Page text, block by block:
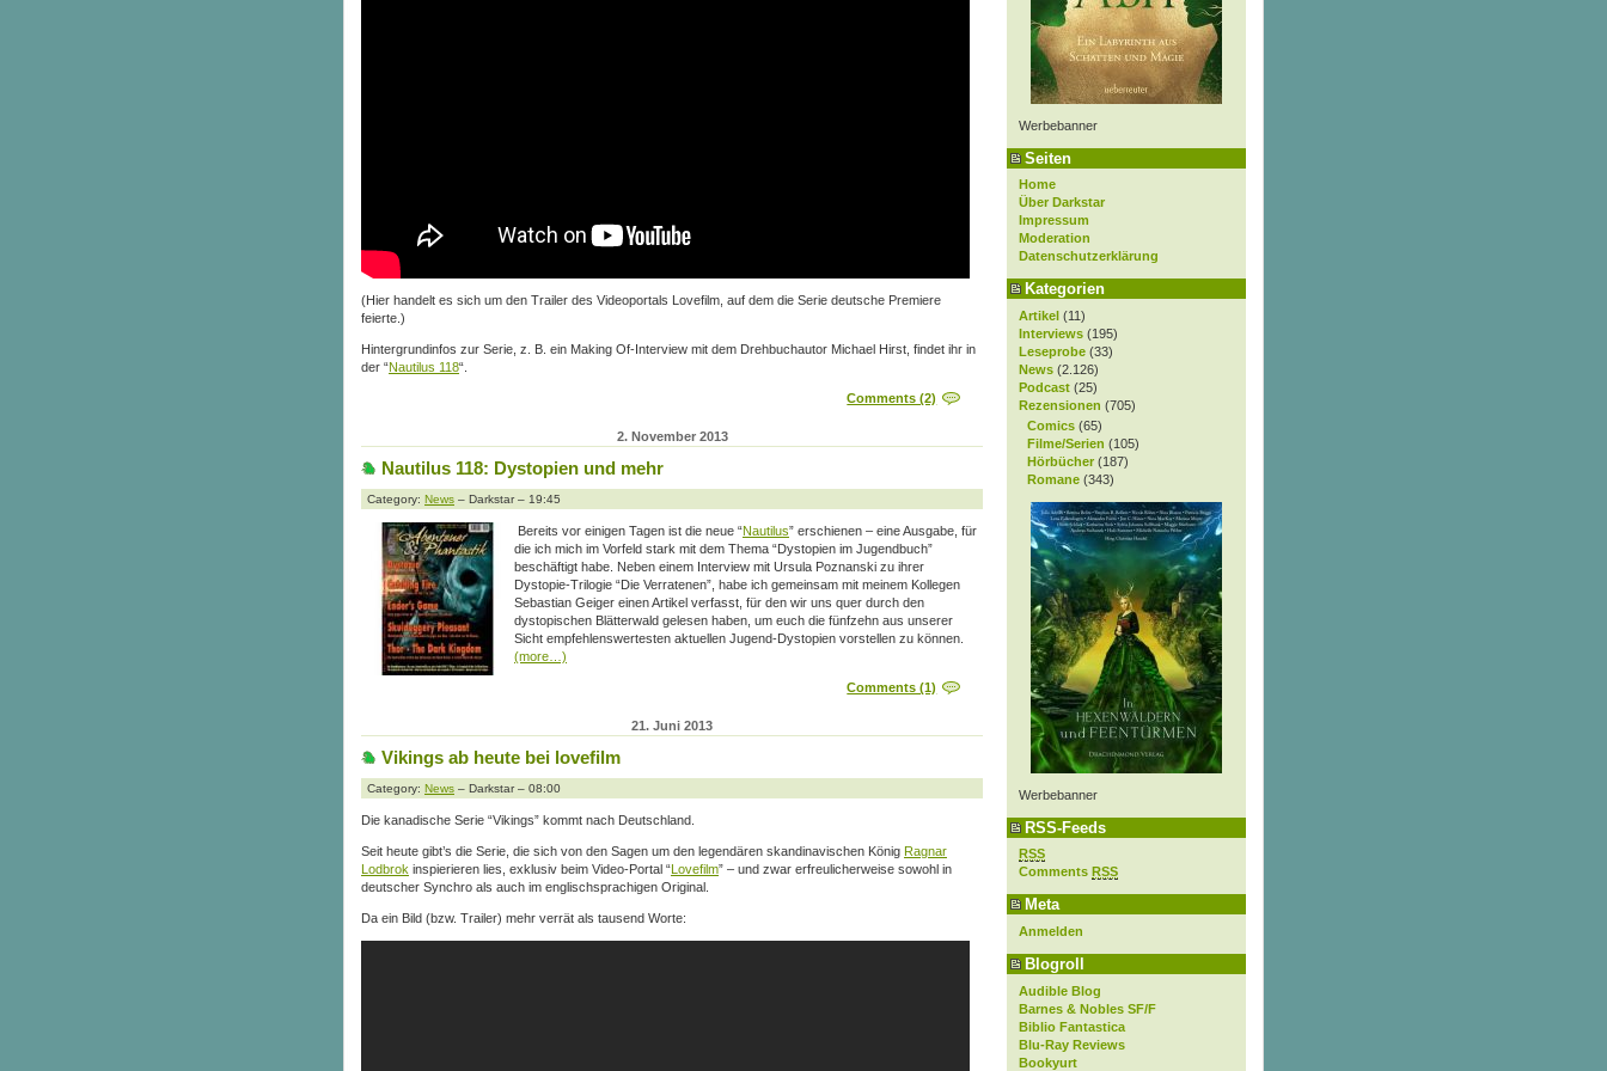
Werbebanner
Seiten
Home
Über Darkstar
Impressum
Moderation
Datenschutzerklärung
Kategorien
Artikel (11)
Interviews (195)
Leseprobe (33)
News (2.126)
Podcast (25)
Rezensionen (705)
Comics (65)
Filme/Serien (105)
Hörbücher (187)
Romane (343)
Werbebanner
RSS-Feeds
RSS
Comments RSS
Meta
Anmelden
Blogroll
Audible Blog
Barnes & Nobles SF/F
Biblio Fantastica
Blu-Ray Reviews
Bookyurt
(Hier handelt es sich um den Trailer des Videoportals Lovefilm, auf dem die Serie deutsche Premiere
feierte.)
Hintergrundinfos zur Serie, z. B. ein Making Of-Interview mit dem Drehbuchautor Michael Hirst, findet ihr in
der “Nautilus 118“.
Comments (2)
2. November 2013
Nautilus 118: Dystopien und mehr
Category: News – Darkstar – 19:45
Bereits vor einigen Tagen ist die neue “Nautilus” erschienen – eine Ausgabe, für
die ich mich im Vorfeld stark mit dem Thema “Dystopien im Jugendbuch”
beschäftigt habe. Neben einem Interview mit Ursula Poznanski zu ihrer
Dystopie-Trilogie “Die Verratenen”, habe ich gemeinsam mit meinem Kollegen
Sebastian Geiger einen Artikel verfasst, für den wir uns quer durch den
dystopischen Blätterwald gelesen haben, um euch die fünfzehn aus unserer
Sicht empfehlenswertesten aktuellen Jugend-Dystopien vorstellen zu können.
(more…)
Comments (1)
21. Juni 2013
Vikings ab heute bei lovefilm
Category: News – Darkstar – 08:00
Die kanadische Serie “Vikings” kommt nach Deutschland.
Seit heute gibt’s die Serie, die sich von den Sagen um den legendären skandinavischen König Ragnar
Lodbrok inspierieren lies, exklusiv beim Video-Portal “Lovefilm” – und zwar erfreulicherweise sowohl in
deutscher Synchro als auch im englischsprachigen Original.
Da ein Bild (bzw. Trailer) mehr verrät als tausend Worte: